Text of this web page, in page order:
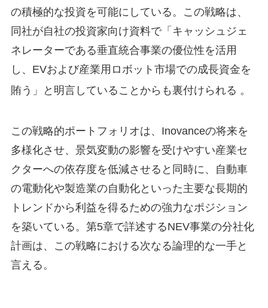
の積極的な投資を可能にしている。この戦略は、
同社が自社の投資家向け資料で「キャッシュジェ
ネレーターである垂直統合事業の優位性を活用
し、EVおよび産業用ロボット市場での成長資金を
賄う」と明言していることからも裏付けられる 。
この戦略的ポートフォリオは、Inovanceの将来を
多様化させ、景気変動の影響を受けやすい産業セ
クターへの依存度を低減させると同時に、自動車
の電動化や製造業の自動化といった主要な長期的
トレンドから利益を得るための強力なポジション
を築いている。第5章で詳述するNEV事業の分社化
計画は、この戦略における次なる論理的な一手と
言える。